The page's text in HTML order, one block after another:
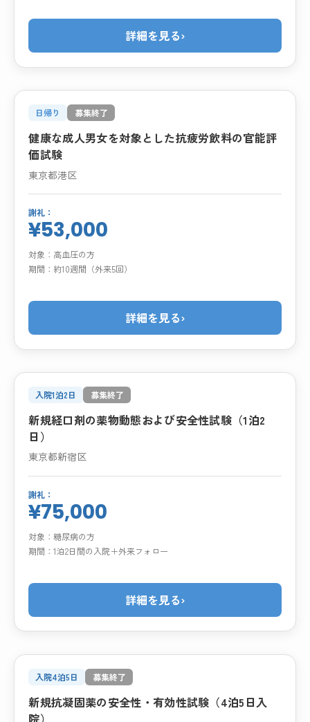
詳細を見る›
日帰り 募集終了
健康な成人男女を対象とした抗疲労飲料の官能評
価試験
東京都港区
謝礼：
¥53,000
対象： 高血圧の方
期間：約10週間（外来5回）
詳細を見る›
入院1泊2日 募集終了
新規経口剤の薬物動態および安全性試験（1泊2
日）
東京都新宿区
謝礼：
¥75,000
対象：糖尿病の方
期間：1泊2日間の入院＋外来フォロー
詳細を見る›
入院4泊5日 募集終了
新規抗凝固薬の安全性・有効性試験（4泊5日入
院）